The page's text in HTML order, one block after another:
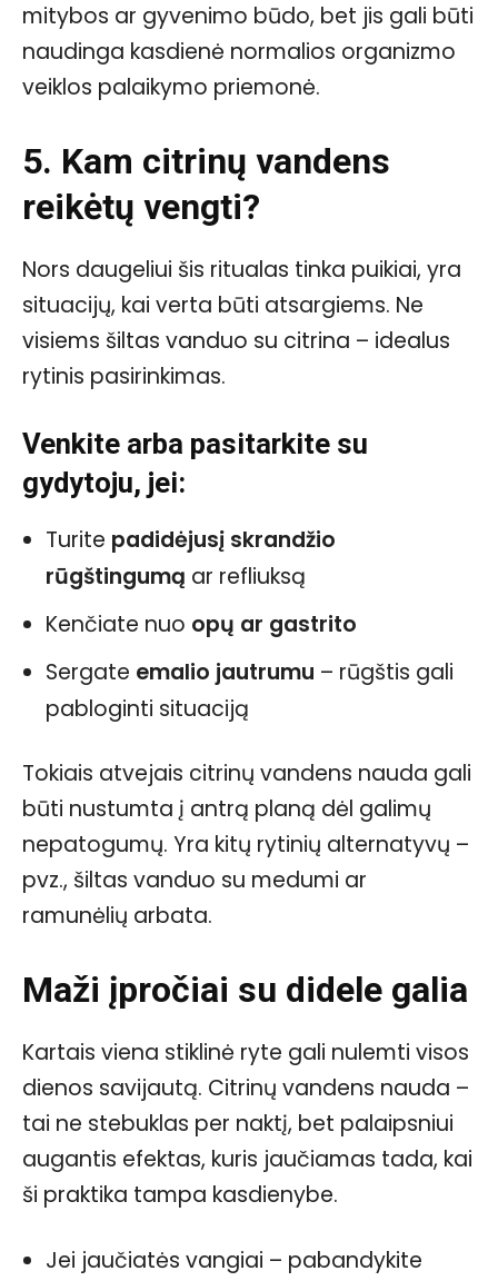
mitybos ar gyvenimo būdo, bet jis gali būti
naudinga kasdienė normalios organizmo
veiklos palaikymo priemonė.
5. Kam citrinų vandens
reikėtų vengti?
Nors daugeliui šis ritualas tinka puikiai, yra
situacijų, kai verta būti atsargiems. Ne
visiems šiltas vanduo su citrina – idealus
rytinis pasirinkimas.
Venkite arba pasitarkite su
gydytoju, jei:
Turite padidėjusį skrandžio
rūgštingumą ar refliuksą
Kenčiate nuo opų ar gastrito
Sergate emalio jautrumu – rūgštis gali
pabloginti situaciją
Tokiais atvejais citrinų vandens nauda gali
būti nustumta į antrą planą dėl galimų
nepatogumų. Yra kitų rytinių alternatyvų –
pvz., šiltas vanduo su medumi ar
ramunėlių arbata.
Maži įpročiai su didele galia
Kartais viena stiklinė ryte gali nulemti visos
dienos savijautą. Citrinų vandens nauda –
tai ne stebuklas per naktį, bet palaipsniui
augantis efektas, kuris jaučiamas tada, kai
ši praktika tampa kasdienybe.
Jei jaučiatės vangiai – pabandykite